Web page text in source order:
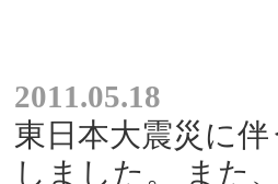
2011.05.18
東日本大震災に
しました。 また